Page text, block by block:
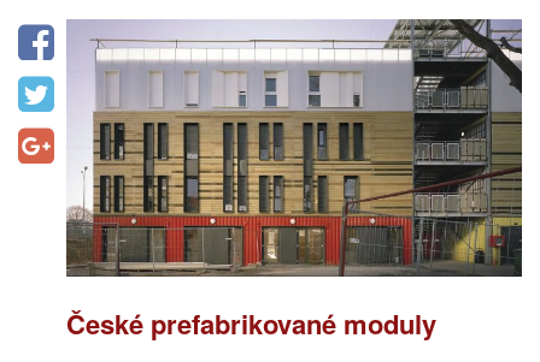
České prefabrikované moduly